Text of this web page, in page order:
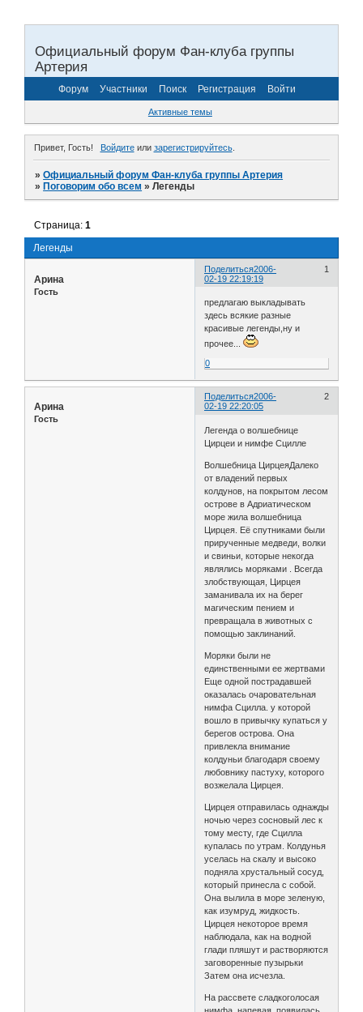
Официальный форум Фан-клуба группы
Артерия
Форум Участники Поиск Регистрация Войти
Активные темы
Привет, Гость! Войдитеили зарегистрируйтесь.
»Официальный форум Фан-клуба группы Артерия
»Поговорим обо всем »Легенды
Легенды
Страница:1
Поделиться 1
2006-
02-19 22:19:19
Арина
Гость
предлагаю выкладывать
здесь всякие разные
красивые легенды,ну и
прочее...
0
Поделиться 2
2006-
02-19 22:20:05
Арина
Гость
Легенда о волшебнице
Цирцеи и нимфе Сцилле
Волшебница ЦирцеяДалеко
от владений первых
колдунов, на покрытом лесом
острове в Адриатическом
море жила волшебница
Цирцея. Её спутниками были
прирученные медведи, волки
и свиньи, которые некогда
являлись моряками . Всегда
злобствующая, Цирцея
заманивала их на берег
магическим пением и
превращала в животных с
помощью заклинаний.
Моряки были не
единственными ее жертвами
Еще одной пострадавшей
оказалась очаровательная
нимфа Сцилла. у которой
вошло в привычку купаться у
берегов острова. Она
привлекла внимание
колдуньи благодаря своему
любовнику пастуху, которого
возжелала Цирцея.
Цирцея отправилась однажды
ночью через сосновый лес к
тому месту, где Сцилла
купалась по утрам. Колдунья
уселась на скалу и высоко
подняла хрустальный сосуд,
который принесла с собой.
Она вылила в море зеленую,
как изумруд, жидкость.
Цирцея некоторое время
наблюдала, как на водной
глади пляшут и растворяются
заговоренные пузырьки
Затем она исчезла.
На рассвете сладкоголосая